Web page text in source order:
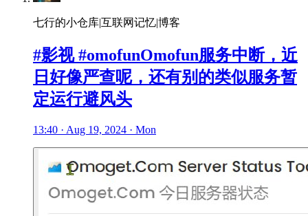
七行的小仓库|互联网记忆|博客
#影视 #omofunOmofun服务中断，近
日好像严查呢，还有别的类似服务暂
定运行避风头
13:40 · Aug 19, 2024 · Mon